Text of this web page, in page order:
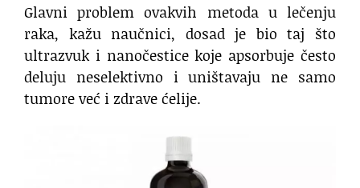
Glavni problem ovakvih metoda u lečenju
raka, kažu naučnici, dosad je bio taj što
ultrazvuk i nanočestice koje apsorbuje često
deluju neselektivno i uništavaju ne samo
tumore već i zdrave ćelije.